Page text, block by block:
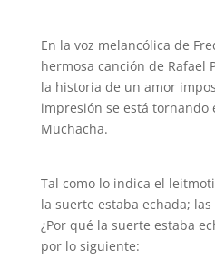
En la voz melancólica de
hermosa canción de Rafael
la historia de un amor
impresión se está tornando
Muchacha.
Tal como lo indica el
la suerte estaba echada; las
¿Por qué la suerte estaba
por lo siguiente: